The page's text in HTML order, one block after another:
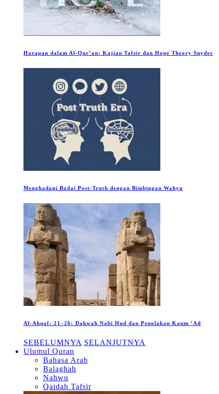
Harapan dalam Al-Qur’an: Kajian Tafsir dan Hope Theory Snyder
Menghadapi Badai Post-Truth dengan Bimbingan Wahyu
Al-Ahqaf: 21–26: Dakwah Nabi Hud dan Penolakan Kaum ‘Ad
SEBELUMNYA SELANJUTNYA
Ulumul Quran
Bahasa Arab
Balaghah
Nahwu
Qaidah Tafsir